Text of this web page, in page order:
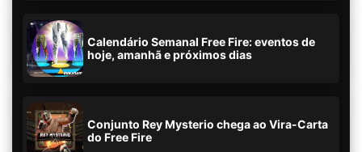
Calendário Semanal Free Fire: eventos de
hoje, amanhã e próximos dias
Conjunto Rey Mysterio chega ao Vira-Carta
do Free Fire